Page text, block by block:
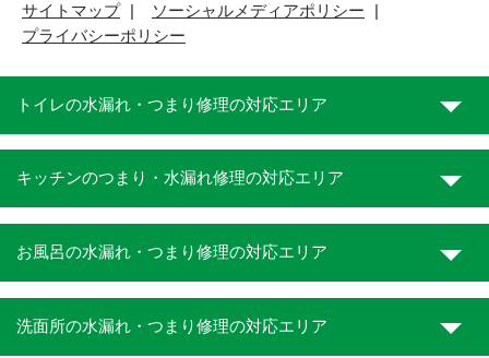
サイトマップ
ソーシャルメディアポリシー
プライバシーポリシー
トイレの水漏れ・つまり修理の対応エリア
キッチンのつまり・水漏れ修理の対応エリア
お風呂の水漏れ・つまり修理の対応エリア
洗面所の水漏れ・つまり修理の対応エリア